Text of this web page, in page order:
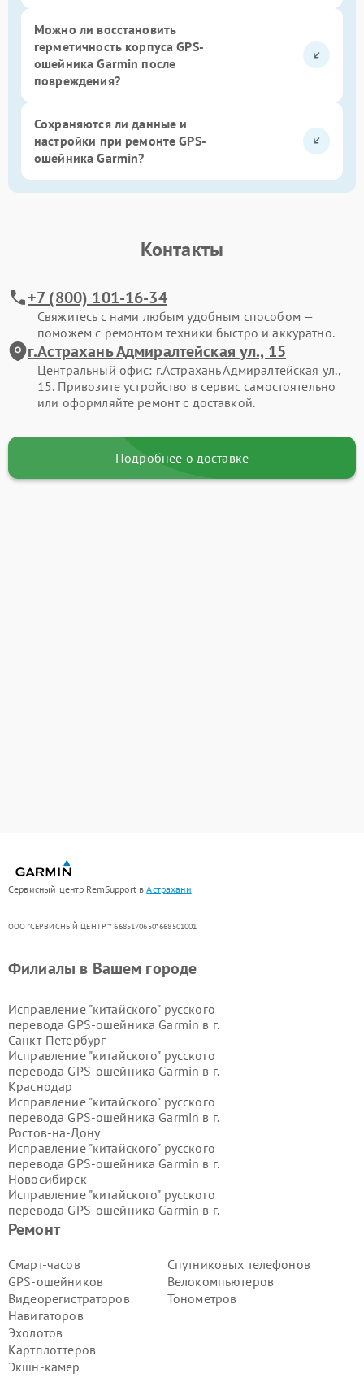
Можно ли восстановить
герметичность корпуса GPS-
ошейника Garmin после
повреждения?
Сохраняются ли данные и
настройки при ремонте GPS-
ошейника Garmin?
Контакты
+7 (800) 101-16-34
Свяжитесь с нами любым удобным способом —
поможем с ремонтом техники быстро и аккуратно.
г.Астрахань Адмиралтейская ул., 15
Центральный офис: г.Астрахань Адмиралтейская ул.,
15. Привозите устройство в сервис самостоятельно
или оформляйте ремонт с доставкой.
Подробнее о доставке
Сервисный центр RemSupport вАстрахани
ООО "СЕРВИСНЫЙ ЦЕНТР"* 6685170650*668501001
Ремонт
Смарт-часов
GPS-ошейников
Видеорегистраторов
Навигаторов
Эхолотов
Картплоттеров
Экшн-камер
Спутниковых телефонов
Велокомпьютеров
Тонометров
Филиалы в Вашем городе
Исправление "китайского" русского
перевода GPS-ошейника Garmin в г.
Санкт-Петербург
Исправление "китайского" русского
перевода GPS-ошейника Garmin в г.
Краснодар
Исправление "китайского" русского
перевода GPS-ошейника Garmin в г.
Ростов-на-Дону
Исправление "китайского" русского
перевода GPS-ошейника Garmin в г.
Новосибирск
Исправление "китайского" русского
перевода GPS-ошейника Garmin в г.
Екатеринбург
Исправление "китайского" русского
Казань
Исправление "китайского" русского
перевода GPS-ошейника Garmin в г.
Воронеж
Исправление "китайского" русского
перевода GPS-ошейника Garmin в г.
Волгоград
Исправление "китайского" русского